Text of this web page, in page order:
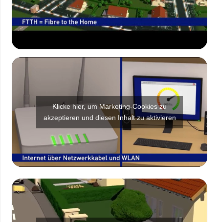
Klicke hier, um Marketing-Cookies zu
akzeptieren und diesen Inhalt zu aktivieren